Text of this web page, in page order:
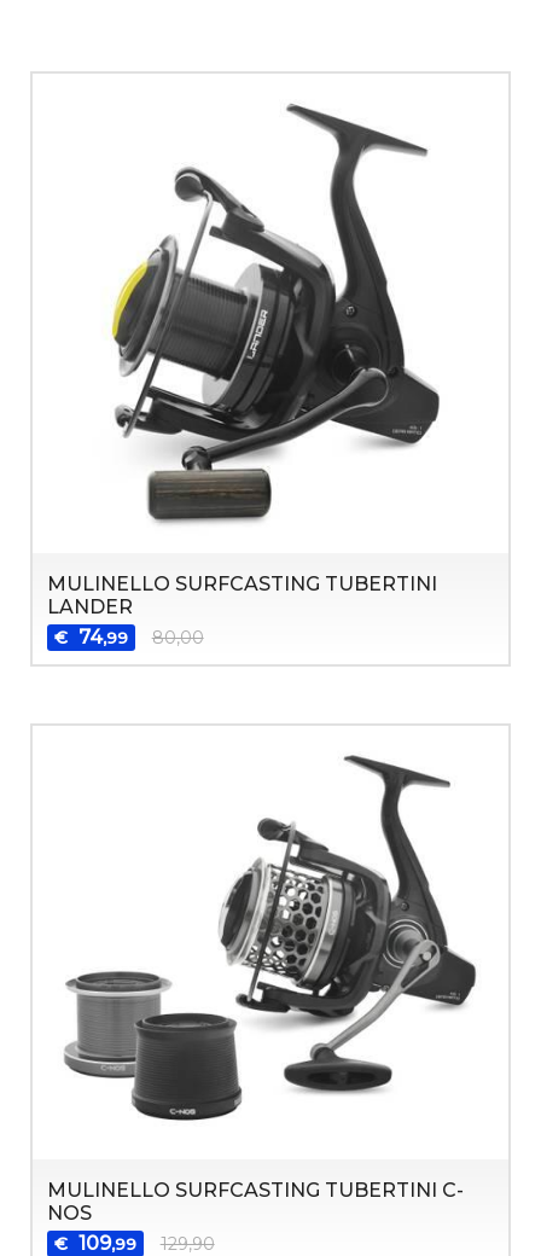
MULINELLO SURFCASTING TUBERTINI
LANDER
€ 74,99 80,00
MULINELLO SURFCASTING TUBERTINI C-
NOS
€ 109,99 129,90